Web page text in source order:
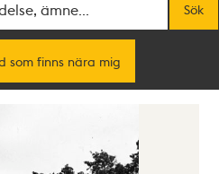
Sök
som finns nära mig